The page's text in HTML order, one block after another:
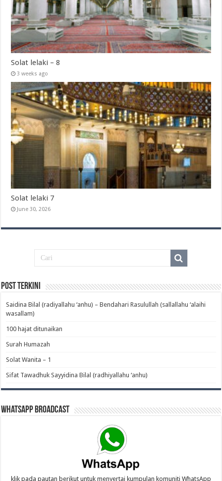
Solat lelaki – 8
3 weeks ago
Solat lelaki 7
June 30, 2026
Post Terkini
Saidina Bilal (radiyallahu ‘anhu) – Bendahari Rasulullah (sallallahu ‘alaihi
wasallam)‎
100 hajat ditunaikan
Surah Humazah
Solat Wanita – 1
Sifat Tawadhuk Sayyidina Bilal (radhiyallahu ‘anhu)‎
WhatsApp Broadcast
klik pada pautan berikut untuk menyertai kumpulan komuniti WhatsApp